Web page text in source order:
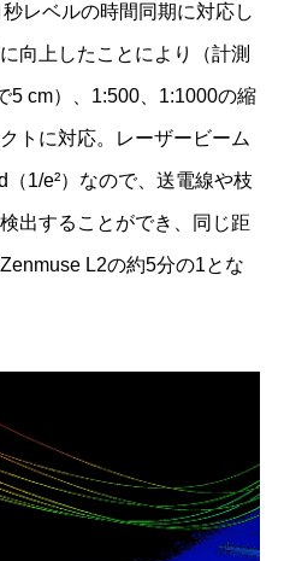
レベルの時間同期に対応し
向上したことにより（計測
5 cm）、1:500、1:1000の縮
トに対応。レーザービーム
1/e²）なので、送電線や枝
出することができ、同じ距
L2の約5分の1とな